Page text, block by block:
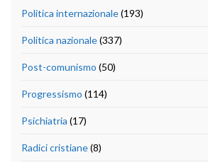
Politica internazionale(193)
Politica nazionale(337)
Post-comunismo (50)
Progressismo (114)
Psichiatria (17)
Radici cristiane(8)